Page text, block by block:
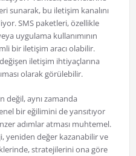
sunarak, bu iletişim kanalını
SMS paketleri, özellikle
uygulama kullanımının
bir iletişim aracı olabilir.
iletişim ihtiyaçlarına
olarak görülebilir.
değil, aynı zamanda
bir eğilimini de yansıtıyor
adımlar atması muhtemel.
yeniden değer kazanabilir ve
stratejilerini ona göre